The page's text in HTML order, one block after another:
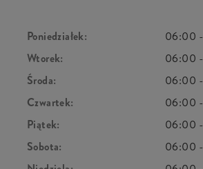
Poniedziałek: 06:00 -
Wtorek:
06:00 -
Środa:
06:00 -
Czwartek:
06:00 -
Piątek:
06:00 -
Sobota:
06:00 -